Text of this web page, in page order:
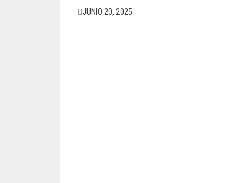
JUNIO 20, 2025